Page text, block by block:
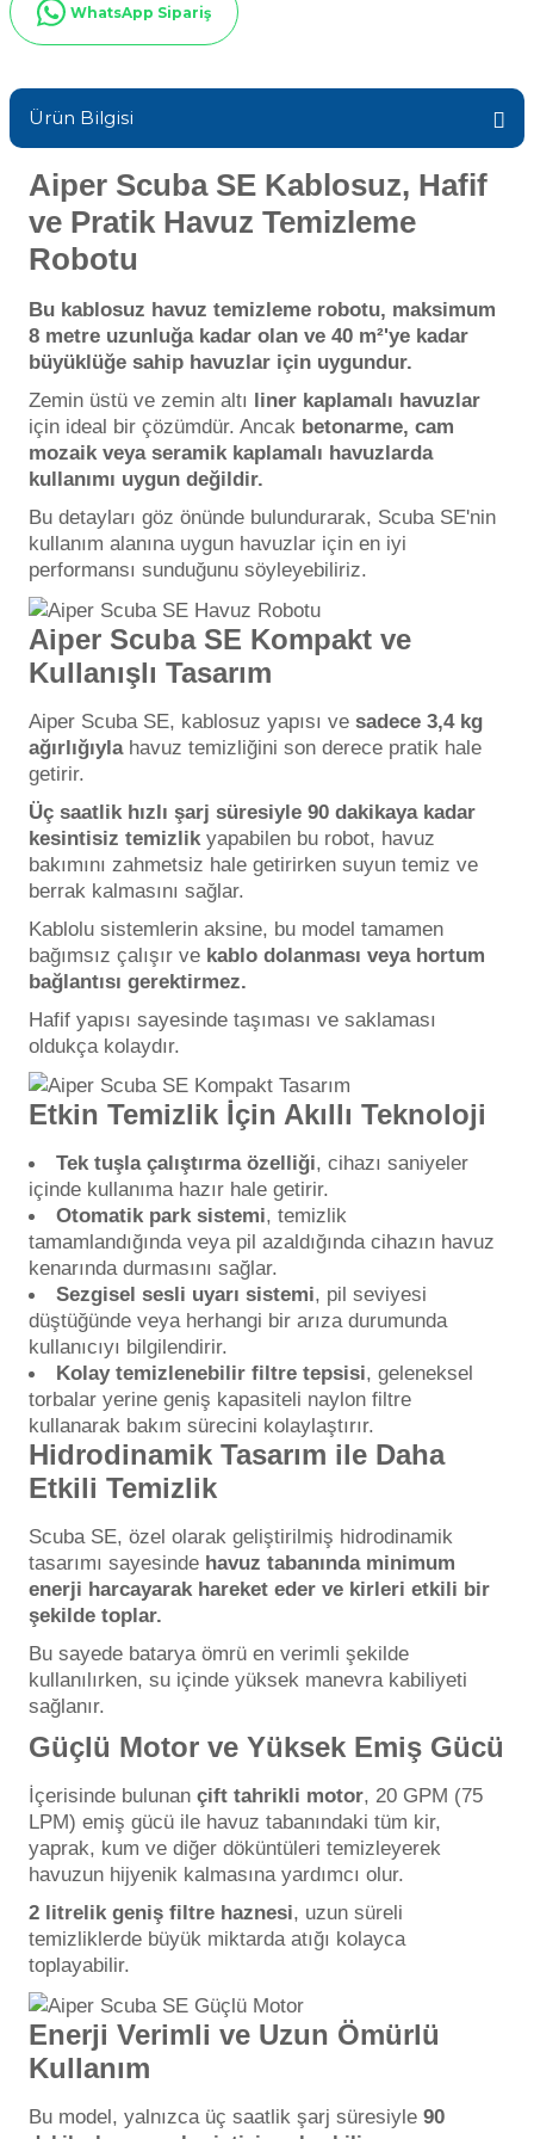
Wtr Havuz Kimyasalları Setleri
Yosun Öldürücü
Alkalinite Düşürücü
Ayak Dezenfektanı
e Pool Expert
Havuz Filtre
Havuz Kış Kimyasalı
Kalsiyum Hipoklorit
Süper Pool
Tuz
Temizleyici
Havuz Vana
Havuz Elektrik
Havuz Sarf
Havuz
Bahçe Süs Havuzu
Endüstriyel Blower
Ayak Havuzu
Bahçe Havuz
Havuz Robotu Yedek
Dalgıç Pompa
Dezenfeksiyon
Havuz Güvenlik
Havuz
Kapağı
Havuz Pompa
Havuz
Jakuzi Sauna
Kartuş Filtreler
Olimpik Havuz
Yangın Pompası
WhatsApp Sipariş
Ürün Bilgisi
Aiper Scuba SE Kablosuz, Hafif
ve Pratik Havuz Temizleme
Robotu
Bu kablosuz havuz temizleme robotu, maksimum
8 metre uzunluğa kadar olan ve 40 m²'ye kadar
büyüklüğe sahip havuzlar için uygundur.
Zemin üstü ve zemin altı liner kaplamalı havuzlar
için ideal bir çözümdür. Ancak betonarme, cam
mozaik veya seramik kaplamalı havuzlarda
kullanımı uygun değildir.
Bu detayları göz önünde bulundurarak, Scuba SE'nin
kullanım alanına uygun havuzlar için en iyi
performansı sunduğunu söyleyebiliriz.
Aiper Scuba SE Kompakt ve
Kullanışlı Tasarım
Aiper Scuba SE, kablosuz yapısı ve sadece 3,4 kg
ağırlığıylahavuz temizliğini son derece pratik hale
getirir.
Üç saatlik hızlı şarj süresiyle 90 dakikaya kadar
kesintisiz temizlik yapabilen bu robot, havuz
bakımını zahmetsiz hale getirirken suyun temiz ve
berrak kalmasını sağlar.
Kablolu sistemlerin aksine, bu model tamamen
bağımsız çalışır ve kablo dolanması veya hortum
bağlantısı gerektirmez.
Hafif yapısı sayesinde taşıması ve saklaması
oldukça kolaydır.
Etkin Temizlik İçin Akıllı Teknoloji
Tek tuşla çalıştırma özelliği, cihazı saniyeler
içinde kullanıma hazır hale getirir.
Otomatik park sistemi, temizlik
tamamlandığında veya pil azaldığında cihazın havuz
kenarında durmasını sağlar.
Sezgisel sesli uyarı sistemi, pil seviyesi
düştüğünde veya herhangi bir arıza durumunda
kullanıcıyı bilgilendirir.
Kolay temizlenebilir filtre tepsisi, geleneksel
torbalar yerine geniş kapasiteli naylon filtre
kullanarak bakım sürecini kolaylaştırır.
Hidrodinamik Tasarım ile Daha
Etkili Temizlik
Scuba SE, özel olarak geliştirilmiş hidrodinamik
tasarımı sayesinde havuz tabanında minimum
enerji harcayarak hareket eder ve kirleri etkili bir
şekilde toplar.
Bu sayede batarya ömrü en verimli şekilde
kullanılırken, su içinde yüksek manevra kabiliyeti
sağlanır.
Güçlü Motor ve Yüksek Emiş Gücü
İçerisinde bulunan çift tahrikli motor, 20 GPM (75
LPM) emiş gücü ile havuz tabanındaki tüm kir,
yaprak, kum ve diğer döküntüleri temizleyerek
havuzun hijyenik kalmasına yardımcı olur.
2 litrelik geniş filtre haznesi, uzun süreli
temizliklerde büyük miktarda atığı kolayca
toplayabilir.
Enerji Verimli ve Uzun Ömürlü
Kullanım
Bu model, yalnızca üç saatlik şarj süresiyle 90